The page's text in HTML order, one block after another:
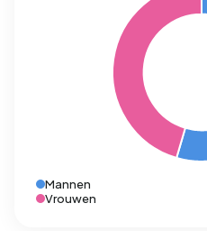
Mannen
Vrouwen